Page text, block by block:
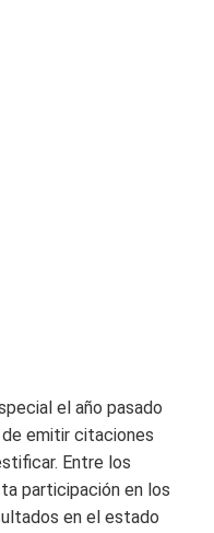
el año pasado
emitir citaciones
Entre los
participación en los
en el estado